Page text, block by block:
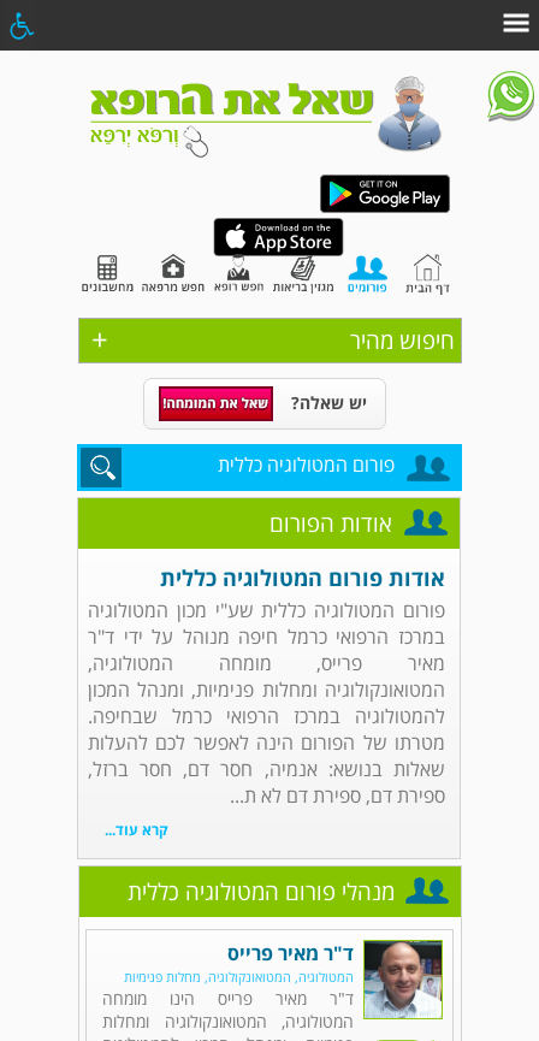
+ חיפוש מהיר
יש שאלה?
פורום המטולוגיה כללית
אודות הפורום
אודות פורום המטולוגיה כללית
פורום המטולוגיה כללית שע"י מכון המטולוגיה
במרכז הרפואי כרמל חיפה מנוהל על ידי ד"ר
מאיר פרייס, מומחה המטולוגיה,
המטואונקולוגיה ומחלות פנימיות, ומנהל המכון
להמטולוגיה במרכז הרפואי כרמל שבחיפה.
מטרתו של הפורום הינה לאפשר לכם להעלות
שאלות בנושא: אנמיה, חסר דם, חסר ברזל,
ספירת דם, ספירת דם לא ת...
קרא עוד...
מנהלי פורום המטולוגיה כללית
ד"ר מאיר פרייס
המטולוגיה, המטואונקולוגיה, מחלות פנימיות
ד"ר מאיר פרייס הינו מומחה
המטולוגיה, המטואונקולוגיה ומחלות